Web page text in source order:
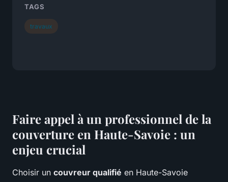
Faire appel à un professionnel de la
couverture en Haute-Savoie : un
enjeu crucial
Choisir un couvreur qualifié en Haute-Savoie
TAGS
travaux